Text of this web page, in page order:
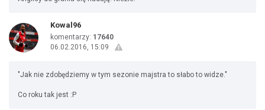
Kowal96
komentarzy: 17640
06.02.2016, 15:09
"Jak nie zdobędziemy w tym sezonie majstra to słabo to widze."
Co roku tak jest :P